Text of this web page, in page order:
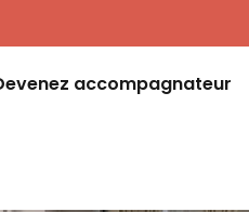
accompagnateur